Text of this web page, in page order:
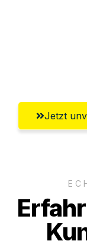
Jetzt